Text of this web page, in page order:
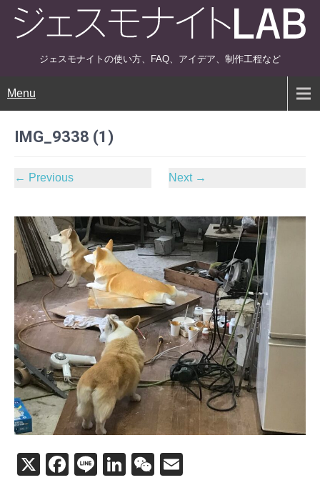
ジェスモナイトの使い方、FAQ、アイデア、制作工程など
Menu
IMG_9338 (1)
← Previous Next →
X
F
Li
Li
W